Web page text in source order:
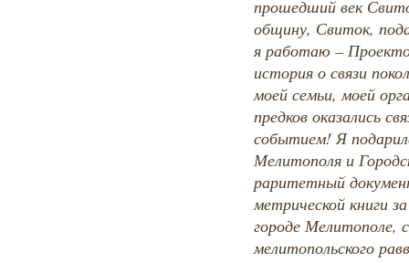
прошедший век
общину, Свиток,
я работаю –
история о связи
моей семьи, моей
предков оказались
событием! Я
Мелитополя и
раритетный
метрической книги
городе Мелитополе,
мелитопольского